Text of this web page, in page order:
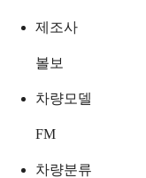
제조사
볼보
차량모델
FM
차량분류